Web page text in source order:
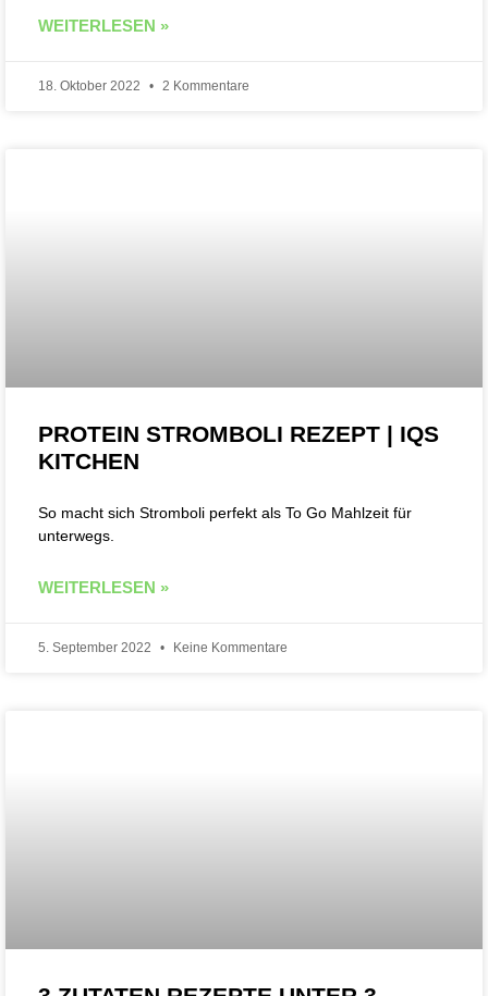
WEITERLESEN »
18. Oktober 2022 2 Kommentare
PROTEIN STROMBOLI REZEPT | IQS
KITCHEN
So macht sich Stromboli perfekt als To Go Mahlzeit für
unterwegs.
WEITERLESEN »
5. September 2022 Keine Kommentare